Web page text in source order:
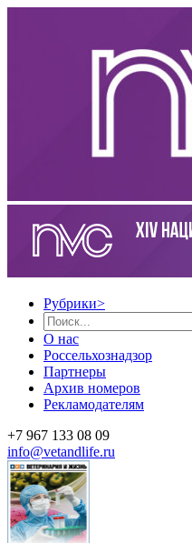
Рубрики>
О нас
Россельхознадзор
Партнеры
Архив номеров
Рекламодателям
+7 967 133 08 09
info@vetandlife.ru